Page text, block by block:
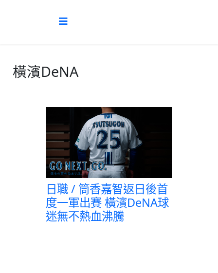
橫濱DeNA
日職 / 筒香嘉智返日後首
度一軍出賽 橫濱DeNA球
迷無不熱血沸騰